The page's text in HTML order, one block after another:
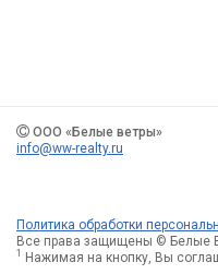
ООО «Белые ветры»
info@ww-realty.ru
Политика обработки
Все права защищены © Белые
1 Нажимая на кнопку, Вы